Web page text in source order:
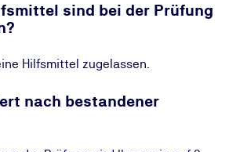
sind bei der Prüfung
Hilfsmittel zugelassen.
nach bestandener